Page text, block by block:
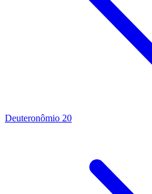
Deuteronômio 20